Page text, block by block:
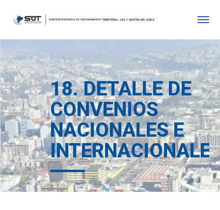
18. DETALLE DE
CONVENIOS
NACIONALES E